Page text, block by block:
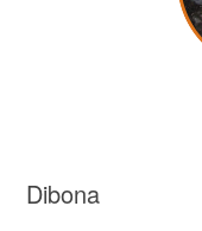
Dibona